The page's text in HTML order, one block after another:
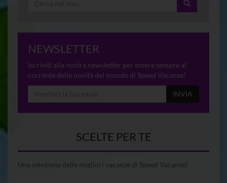
NEWSLETTER
Iscriviti alla nostra newsletter per essere sempre al
corrente delle novità del mondo di Speed Vacanze!
INVIA
SCELTE PER TE
Una selezione delle migliori vacanze di Speed Vacanze!